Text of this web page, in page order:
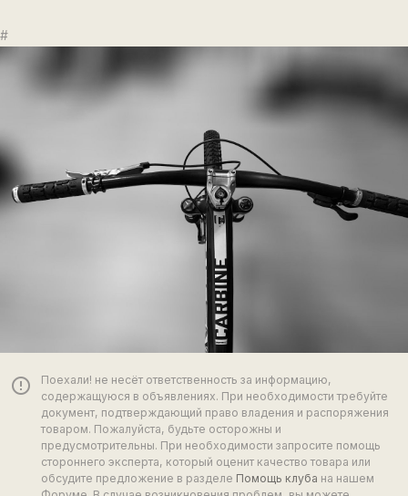
#
error_outline
Поехали! не несёт ответственность за информацию,
содержащуюся в объявлениях. При необходимости требуйте
документ, подтверждающий право владения и распоряжения
товаром. Пожалуйста, будьте осторожны и
предусмотрительны. При необходимости запросите помощь
стороннего эксперта, который оценит качество товара или
обсудите предложение в разделе Помощь клуба на нашем